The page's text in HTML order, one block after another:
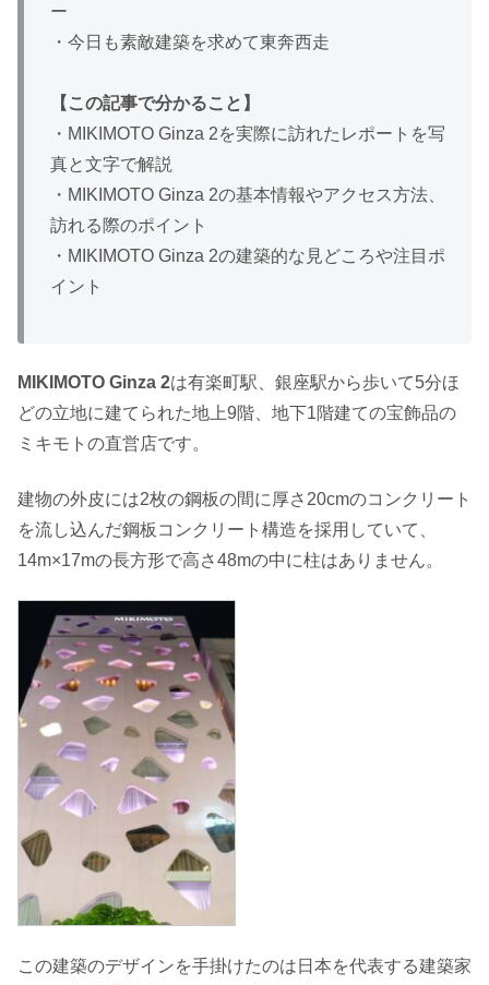
ー
・今日も素敵建築を求めて東奔西走
【この記事で分かること】
・MIKIMOTO Ginza 2を実際に訪れたレポートを写
真と文字で解説
・MIKIMOTO Ginza 2の基本情報やアクセス方法、
訪れる際のポイント
・MIKIMOTO Ginza 2の建築的な見どころや注目ポ
イント
MIKIMOTO Ginza 2は有楽町駅、銀座駅から歩いて5分ほ
どの立地に建てられた地上9階、地下1階建ての宝飾品の
ミキモトの直営店です。
建物の外皮には2枚の鋼板の間に厚さ20cmのコンクリート
を流し込んだ鋼板コンクリート構造を採用していて、
14m×17mの長方形で高さ48mの中に柱はありません。
この建築のデザインを手掛けたのは日本を代表する建築家